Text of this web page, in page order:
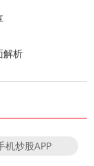
解析
机炒股APP